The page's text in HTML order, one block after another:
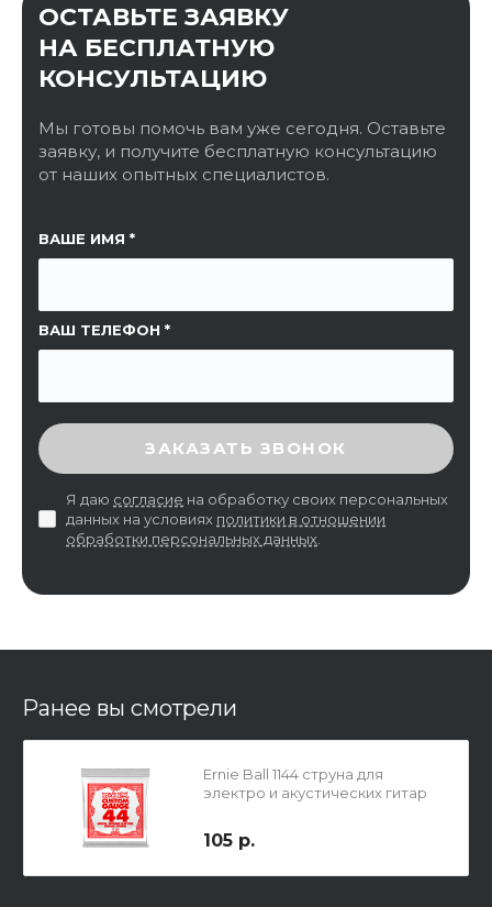
ОСТАВЬТЕ ЗАЯВКУ
НА БЕСПЛАТНУЮ
КОНСУЛЬТАЦИЮ
Мы готовы помочь вам уже сегодня. Оставьте
заявку, и получите бесплатную консультацию
от наших опытных специалистов.
ВАШЕ ИМЯ
ВАШ ТЕЛЕФОН
ССЫЛКА НА СТРАНИЦУ
ВВЕДИТЕ ПРОВЕРОЧНЫЙ КОД
ЗАКАЗАТЬ ЗВОНОК
Я даю согласие на обработку своих персональных
данных на условиях политики в отношении
обработки персональных данных
Ранее вы смотрели
Ernie Ball 1144 струна для
электро и акустических гитар
105 р.